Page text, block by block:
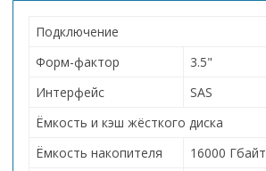
Подключение
Форм-фактор
3.5"
Интерфейс
SAS
Ёмкость и кэш жёсткого диска
Ёмкость накопителя
16000 Гбайт